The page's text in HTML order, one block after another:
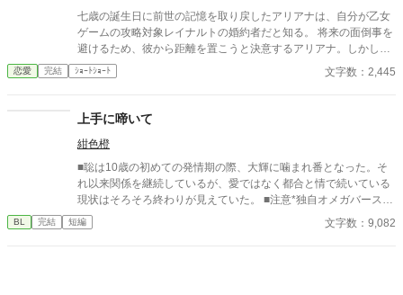
七歳の誕生日に前世の記憶を取り戻したアリアナは、自分が乙女
ゲームの攻略対象レイナルトの婚約者だと知る。 将来の面倒事を
避けるため、彼から距離を置こうと決意するアリアナ。しかし、
中庭でも図書館でも購買でも、なぜか行く先々でレイナルトと遭
遇してしまう。 避けているはずなのに近づいてくる婚約者。そん
恋愛 完結 ｼｮｰﾄｼｮｰﾄ 文字数：2,445
上手に啼いて
紺色橙
■聡は10歳の初めての発情期の際、大輝に噛まれ番となった。そ
れ以来関係を継続しているが、愛ではなく都合と情で続いている
現状はそろそろ終わりが見えていた。 ■注意*独自オメガバース設
定。■『それは愛か本能か』と同じ世界設定です。関係は一切な
し。
BL 完結 短編 文字数：9,082